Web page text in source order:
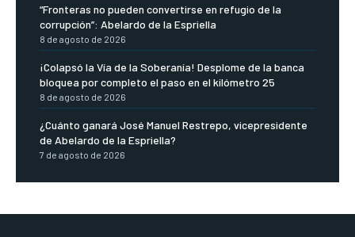
“Fronteras no pueden convertirse en refugio de la
corrupción”: Abelardo de la Espriella
8 de agosto de 2026
¡Colapsó la Vía de la Soberanía! Desplome de la banca
bloquea por completo el paso en el kilómetro 25
8 de agosto de 2026
¿Cuánto ganará José Manuel Restrepo, vicepresidente
de Abelardo de la Espriella?
7 de agosto de 2026